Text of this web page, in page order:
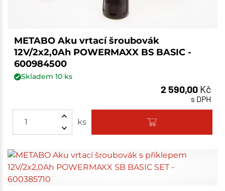
METABO Aku vrtací šroubovák
12V/2x2,0Ah POWERMAXX BS BASIC -
600984500
Skladem 10ks
2 590,00 Kč
s DPH
ks